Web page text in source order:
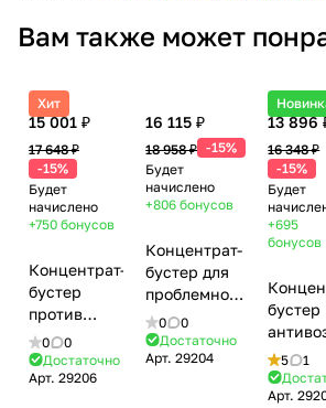
Вам также может
Хит
15 001 ₽
17 648 ₽
-15%
Будет
начислено
+750 бонусов
Концентрат-
бустер
против
пигментации
/ Anti-
pigment
0
0
Достаточно
Арт. 29206
16 115 ₽
18 958 ₽ -15%
Будет
начислено
+806 бонусов
Концентрат-
бустер для
проблемной
и жирной
кожи / Clear
Booster,
0
0
Достаточно
Арт.29204
13 896
16 348 ₽
-15%
Будет
+695
бонусов
бустер
/ Revival
Boost,
5
1
Арт.